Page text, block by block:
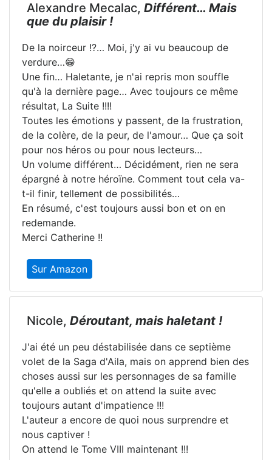
Alexandre Mecalac, Différent… Mais
que du plaisir !
De la noirceur !?… Moi, j'y ai vu beaucoup de
verdure…😁
Une fin… Haletante, je n'ai repris mon souffle
qu'à la dernière page… Avec toujours ce même
résultat, La Suite !!!!
Toutes les émotions y passent, de la frustration,
de la colère, de la peur, de l'amour… Que ça soit
pour nos héros ou pour nous lecteurs…
Un volume différent… Décidément, rien ne sera
épargné à notre héroïne. Comment tout cela va-
t-il finir, tellement de possibilités…
En résumé, c'est toujours aussi bon et on en
redemande.
Merci Catherine !!
Sur Amazon
Nicole, Déroutant, mais haletant !
J'ai été un peu déstabilisée dans ce septième
volet de la Saga d'Aila, mais on apprend bien des
choses aussi sur les personnages de sa famille
qu'elle a oubliés et on attend la suite avec
toujours autant d'impatience !!!
L'auteur a encore de quoi nous surprendre et
nous captiver !
On attend le Tome VIII maintenant !!!